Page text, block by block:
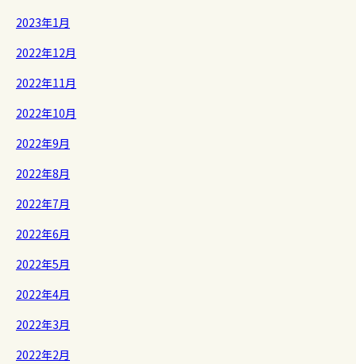
2023年1月
2022年12月
2022年11月
2022年10月
2022年9月
2022年8月
2022年7月
2022年6月
2022年5月
2022年4月
2022年3月
2022年2月